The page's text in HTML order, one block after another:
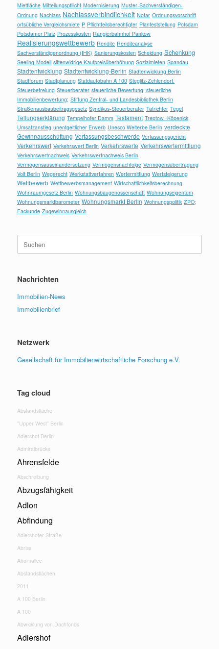
Mietfläche Mitteilungspflilcht Modernisierung Muster-Sachverständigen-
Ordnung Nachlass Nachlassverbindlichkeit Notar Ordnungsvorschrift
ortsübliche Vergleichsmiete P Pflichtteilsberechtigter Planfeststellung Potsdam
Potsdamer Platz Prozesskosten Rangierbahnhof Pankow
Realisierungswettbewerb Rendite Renditeanalyse
Sachverständigenordnung (IHK) Sanierungskosten Scheidung Schenkung
Seeling-Modell sittenwidrige Kaufpreisüberhöhung Sozialmieten Spandau
Stadtentwicklung Stadtentwicklung-Berlin Stadtenwicklung Berlin
Stadtforum Stadtplanung Statdautobahn A 100 Steglitz-Zehlendorf.
Steuerbefreiung Steuerberater steuerliche Bewertung; steuerliche
Immobilienbewertung; Stiftung Zentral- und Landesbibliothek Berlin
Straßenausbaubeitragsgesetz Syndikus-Steuerberater Tatrichter Tegel
Teilungserklärung Tempelhofer Damm Testament Treptow -Köpenick
Umsatzanstieg unentgeltlicher Erwerb Unesco Welterbe Berlin verdeckte
Gewinnausschüttung Verfassungsbeschwerde Verfassungsgericht
Verkehrswert Verkehrswert Berlin Verkehrswerte Verkehrswertermittlung
Verkehrswertnachweis Verkehrswertnachweis Berlin
Vermögensauseinandersetzung Vermögensnachfolge Vermögensübertragung
Volt Berlin Wegerecht Werkstattverfahren Wertermittlung Wertsteigerung
Wettbewerb Wettbewerbsmanagement Wirtschaftlichkeitsberechnung
Wohnraumgesetz Berlin Wohnungsbaugenossenschaft Wohnungseigentum
Wohnungsmarktbarometer Wohnungsmarkt Berlin Wohnungspolitik ZPO;
Fackunde Zugewinnausgleich
Suchen
nach:
Nachrichten
Immobilien-News
Immobilienbrief
Netzwerk
Gesellschaft für Immobilienwirtschaftliche Forschung e.V.
Tag cloud
Abstandsfläche
"Upper West" Berlin
Adlershof Berlin
Admiralbrücke
Ahrensfelde
Abschreibung
Abzugsfähigkeit
Adlon
Abfindung
Adlershofer Straße
Abriss
Ahornallee
Abstandsflächen
2011
A 100 Berlin
A 100
Abwicklung von Dachfonds
Adlershof